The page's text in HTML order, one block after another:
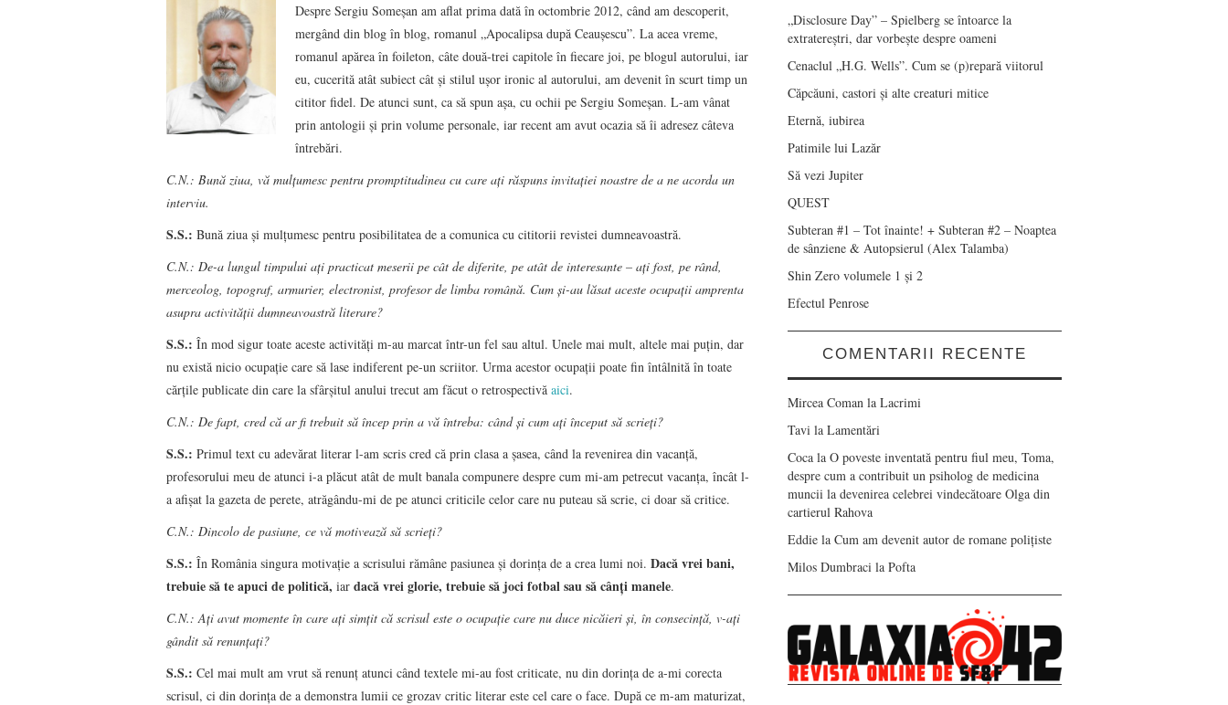
Despre Sergiu Someșan am aflat prima dată în octombrie 2012, când am descoperit,
mergând din blog în blog, romanul „Apocalipsa după Ceaușescu”. La acea vreme,
romanul apărea în foileton, câte două-trei capitole în fiecare joi, pe blogul autorului, iar
eu, cucerită atât subiect cât și stilul ușor ironic al autorului, am devenit în scurt timp un
cititor fidel. De atunci sunt, ca să spun așa, cu ochii pe Sergiu Someșan. L-am vânat
prin antologii și prin volume personale, iar recent am avut ocazia să îi adresez câteva
întrebări.
C.N.: Bună ziua, vă mulțumesc pentru promptitudinea cu care ați răspuns invitației noastre de a ne acorda un
interviu.
S.S.: Bună ziua şi mulţumesc pentru posibilitatea de a comunica cu cititorii revistei dumneavoastră.
C.N.: De-a lungul timpului ați practicat meserii pe cât de diferite, pe atât de interesante – ați fost, pe rând,
merceolog, topograf, armurier, electronist, profesor de limba română. Cum și-au lăsat aceste ocupații amprenta
asupra activității dumneavoastră literare?
S.S.: În mod sigur toate aceste activităţi m-au marcat într-un fel sau altul. Unele mai mult, altele mai puţin, dar
nu există nicio ocupaţie care să lase indiferent pe-un scriitor. Urma acestor ocupaţii poate fin întâlnită în toate
cărţile publicate din care la sfârşitul anului trecut am făcut o retrospectivă aici.
C.N.: De fapt, cred că ar fi trebuit să încep prin a vă întreba: când și cum ați început să scrieți?
S.S.: Primul text cu adevărat literar l-am scris cred că prin clasa a şasea, când la revenirea din vacanţă,
profesorului meu de atunci i-a plăcut atât de mult banala compunere despre cum mi-am petrecut vacanţa, încât l-
a afişat la gazeta de perete, atrăgându-mi de pe atunci criticile celor care nu puteau să scrie, ci doar să critice.
C.N.: Dincolo de pasiune, ce vă motivează să scrieți?
S.S.: În România singura motivaţie a scrisului rămâne pasiunea şi dorinţa de a crea lumi noi. Dacă vrei bani,
trebuie să te apuci de politică, iar dacă vrei glorie, trebuie să joci fotbal sau să cânţi manele.
C.N.: Ați avut momente în care ați simțit că scrisul este o ocupație care nu duce nicăieri și, în consecință, v-ați
gândit să renunțați?
S.S.: Cel mai mult am vrut să renunţ atunci când textele mi-au fost criticate, nu din dorinţa de a-mi corecta
scrisul, ci din dorinţa de a demonstra lumii ce grozav critic literar este cel care o face. După ce m-am maturizat,
„Disclosure Day” – Spielberg se întoarce la
extratereștri, dar vorbește despre oameni
Cenaclul „H.G. Wells”. Cum se (p)repară viitorul
Căpcăuni, castori și alte creaturi mitice
Eternă, iubirea
Patimile lui Lazăr
Să vezi Jupiter
QUEST
Subteran #1 – Tot înainte! + Subteran #2 – Noaptea
de sânziene & Autopsierul (Alex Talamba)
Shin Zero volumele 1 și 2
Efectul Penrose
COMENTARII RECENTE
Mircea Coman la Lacrimi
Tavi la Lamentări
Coca la O poveste inventată pentru fiul meu, Toma,
despre cum a contribuit un psiholog de medicina
muncii la devenirea celebrei vindecătoare Olga din
cartierul Rahova
Eddie la Cum am devenit autor de romane polițiste
Milos Dumbraci la Pofta